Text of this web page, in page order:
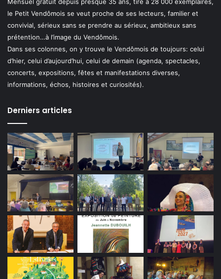
le Petit Vendômois se veut proche de ses lecteurs, familier et
convivial, sérieux sans se prendre au sérieux, ambitieux sans
prétention…à l’image du Vendômois.
Dans ses colonnes, on y trouve le Vendômois de toujours: celui
d’hier, celui d’aujourd’hui, celui de demain (agenda, spectacles,
concerts, expositions, fêtes et manifestations diverses,
informations, échos, histoires et curiosités).
Derniers articles